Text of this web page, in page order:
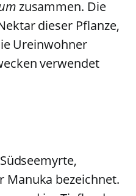
zusammen. Die
dieser Pflanze,
Ureinwohner
verwendet
Manuka bezeichnet.